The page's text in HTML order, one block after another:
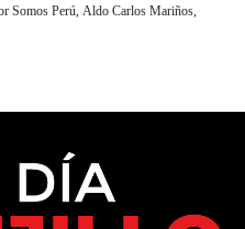
Somos Perú, Aldo Carlos Mariños,